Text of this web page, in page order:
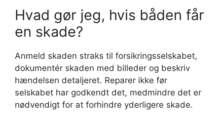
Hvad gør jeg, hvis båden får
en skade?
Anmeld skaden straks til forsikringsselskabet,
dokumentér skaden med billeder og beskriv
hændelsen detaljeret. Reparer ikke før
selskabet har godkendt det, medmindre det er
nødvendigt for at forhindre yderligere skade.